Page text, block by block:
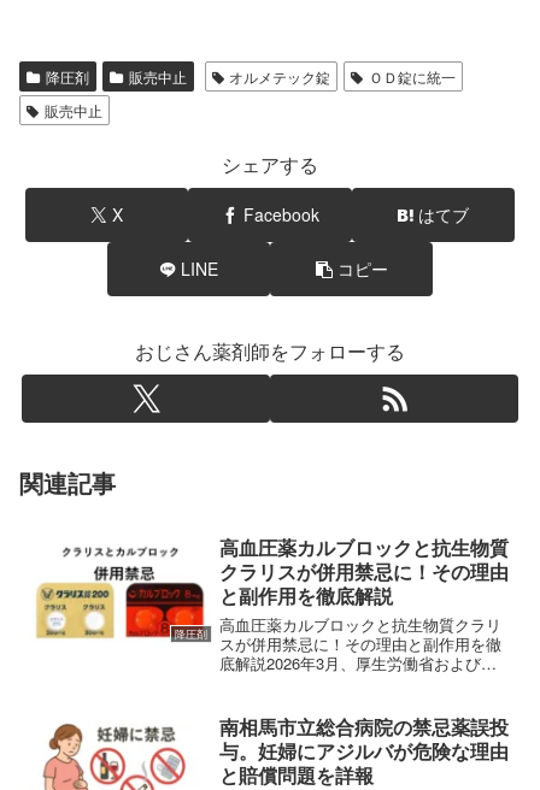
降圧剤 販売中止 オルメテック錠
ＯＤ錠に統一
販売中止
シェアする
X Facebook はてブ
LINE コピー
おじさん薬剤師をフォローする
関連記事
降圧剤
高血圧薬カルブロックと抗生物質
クラリスが併用禁忌に！その理由
と副作用を徹底解説
高血圧薬カルブロックと抗生物質クラリ
スが併用禁忌に！その理由と副作用を徹
底解説2026年3月、厚生労働省および
されました。それは、高血圧の治療に広
く使われている「アゼル...
南相馬市立総合病院の禁忌薬誤投
与。妊婦にアジルバが危険な理由
と賠償問題を詳報